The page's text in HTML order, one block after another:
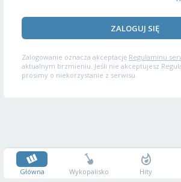
ZALOGUJ SIĘ
Zalogowanie oznacza akceptację Regulaminu
aktualnym brzmieniu. Jeśli nie akceptujesz
prosimy o niekorzystanie z serwisu.
Główna Wykopalisko Hity